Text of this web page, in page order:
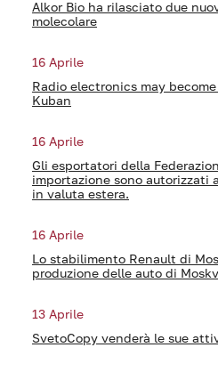
Alkor Bio ha rilasciato due
molecolare
16 Aprile
Radio electronics may
Kuban
16 Aprile
Gli esportatori della
importazione sono autorizzati
in valuta estera.
16 Aprile
Lo stabilimento Renault di
produzione delle auto di
13 Aprile
SvetoCopy venderà le sue